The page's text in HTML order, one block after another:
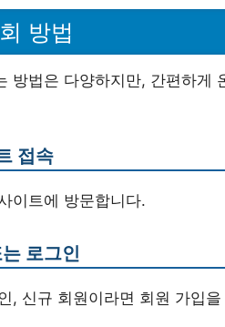
방법
방법은 다양하지만, 간편하게
접속
이트에 방문합니다.
로그인
, 신규 회원이라면 회원 가입